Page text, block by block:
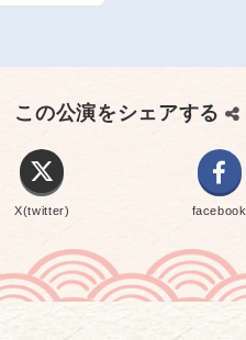
この公演をシェアする
X(twitter) facebook